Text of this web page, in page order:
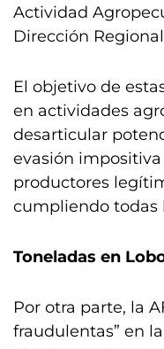
Actividad
Dirección
El objetivo de
en actividades
desarticular
evasión
productores
cumpliendo todas
Toneladas en
Por otra parte, la
fraudulentas” en